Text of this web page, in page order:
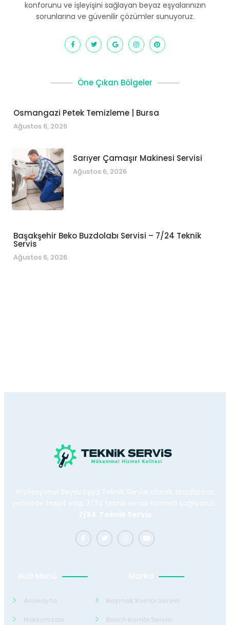
konforunu ve işleyişini sağlayan beyaz eşyalarınızın
sorunlarına ve güvenilir çözümler sunuyoruz.
Öne Çıkan Bölgeler
Osmangazi Petek Temizleme | Bursa
Ağustos 6, 2026
Sarıyer Çamaşır Makinesi Servisi
Ağustos 6, 2026
Başakşehir Beko Buzdolabı Servisi – 7/24 Teknik
Servis
Ağustos 6, 2026
Profesyonel Beyaz Eşya Teknik Servisi olarak, arızalarınızı
yerinizde tespit edip 7/24 teknik servis hizmeti sağlıyoruz.
7/24 Teknik Servis
Hızlı Menü
Anasayfa
Hakkımızda
Marka
Baymak Kombi Servisi
Bosch Kombi Servisi